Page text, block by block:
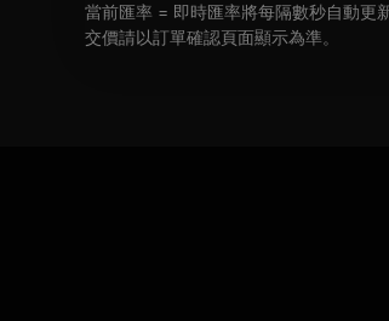
當前匯率 = 即時匯率將每隔數秒自動更
交價請以訂單確認頁面顯示為準。